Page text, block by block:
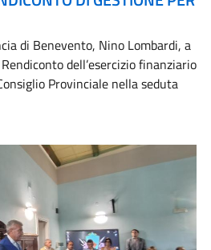
di Benevento, Nino Lombardi, a
dell’esercizio finanziario
Provinciale nella seduta